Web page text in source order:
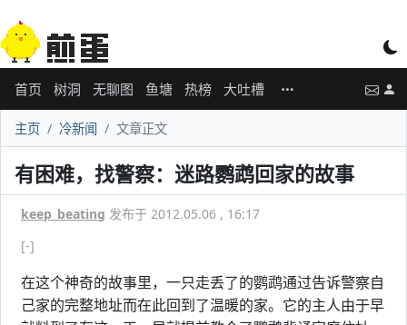
首页 树洞 无聊图 鱼塘 热榜 大吐槽
主页 冷新闻 文章正文
有困难，找警察：迷路鹦鹉回家的故事
keep_beating 发布于 2012.05.06 , 16:17
[-]
在这个神奇的故事里，一只走丢了的鹦鹉通过告诉警察自
己家的完整地址而在此回到了温暖的家。它的主人由于早